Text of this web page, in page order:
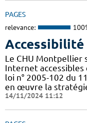
PAGES
relevance:
Accessibilité
Le CHU Montpellier
Internet
loi n° 2005-102 du
en œuvre la
14/11/2024 11:12